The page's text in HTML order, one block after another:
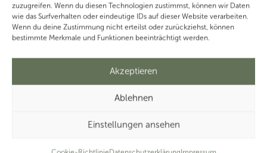
zuzugreifen. Wenn du diesen Technologien zustimmst, können wir Daten
wie das Surfverhalten oder eindeutige IDs auf dieser Website verarbeiten.
Wenn du deine Zustimmung nicht erteilst oder zurückziehst, können
bestimmte Merkmale und Funktionen beeinträchtigt werden.
Akzeptieren
Ablehnen
Einstellungen ansehen
einem
Online-
Vermittlungsportal
Buchung
Vermittlung